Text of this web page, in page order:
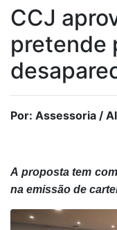
CCJ
pretende
Por: Assessoria /
A proposta tem
na emissão de